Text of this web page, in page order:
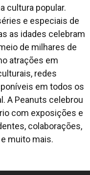
cultura popular.
e especiais de
as idades celebram
de milhares de
atrações em
redes
em todos os
A Peanuts celebrou
com exposições e
colaborações,
muito mais.